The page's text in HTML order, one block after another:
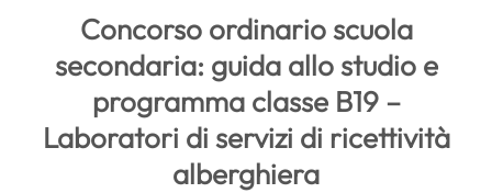
Concorso ordinario scuola
secondaria: guida allo studio e
programma classe B19 –
Laboratori di servizi di ricettività
alberghiera